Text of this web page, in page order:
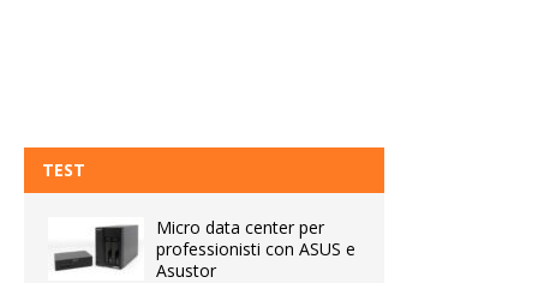
TEST
Micro data center per
professionisti con ASUS e
Asustor